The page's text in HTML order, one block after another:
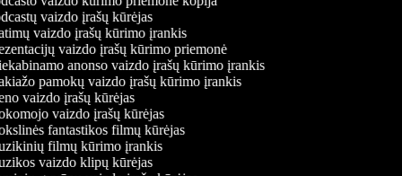
vaizdo įrašų kūrėjas
vaizdo įrašų kūrimo įrankis
vaizdo įrašų kūrimo priemonė
anonso vaizdo įrašų kūrimo įrankis
pamokų vaizdo įrašų kūrimo įrankis
vaizdo įrašų kūrėjas
vaizdo įrašų kūrėjas
fantastikos filmų kūrėjas
filmų kūrimo įrankis
vaizdo klipų kūrėjas